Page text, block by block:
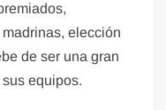
elección
de ser una gran
equipos.